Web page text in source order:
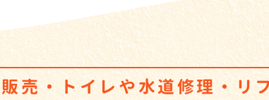
売・トイレや水道修理・リ